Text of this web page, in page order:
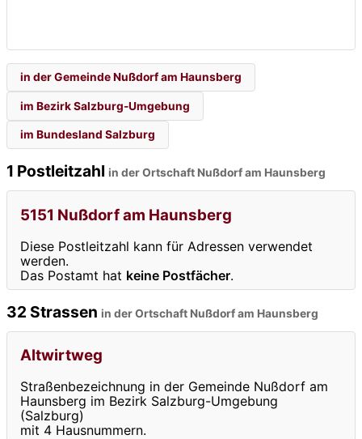
in der Gemeinde Nußdorf am Haunsberg
im Bezirk Salzburg-Umgebung
im Bundesland Salzburg
1 Postleitzahl in der Ortschaft Nußdorf am Haunsberg
5151 Nußdorf am Haunsberg
Diese Postleitzahl kann für Adressen verwendet
werden.
Das Postamt hat keine Postfächer.
32 Strassen in der Ortschaft Nußdorf am Haunsberg
Altwirtweg
Straßenbezeichnung in der Gemeinde Nußdorf am
Haunsberg im Bezirk Salzburg-Umgebung
(Salzburg)
mit 4 Hausnummern.